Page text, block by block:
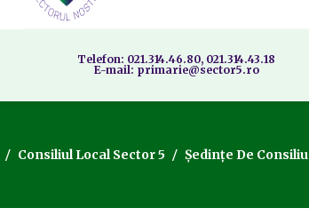
Telefon: 021.314.46.80, 021.314.43.18
E-mail: primarie@sector5.ro
Consiliul Local Sector 5 Ședințe De Consiliu